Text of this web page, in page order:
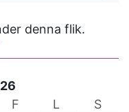
denna flik.
F L
S